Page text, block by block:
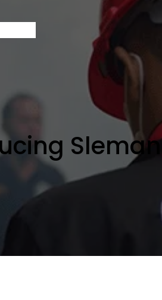
Sleman